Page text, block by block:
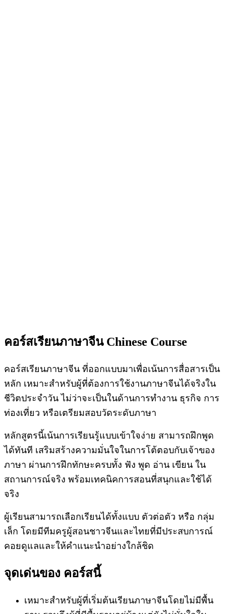
คอร์สเรียนภาษาจีน Chinese Course
คอร์สเรียนภาษาจีน ที่ออกแบบมาเพื่อเน้นการสื่อสารเป็น
หลัก เหมาะสำหรับผู้ที่ต้องการใช้งานภาษาจีนได้จริงใน
ชีวิตประจำวัน ไม่ว่าจะเป็นในด้านการทำงาน ธุรกิจ การ
ท่องเที่ยว หรือเตรียมสอบวัดระดับภาษา
หลักสูตรนี้เน้นการเรียนรู้แบบเข้าใจง่าย สามารถฝึกพูด
ได้ทันที เสริมสร้างความมั่นใจในการโต้ตอบกับเจ้าของ
ภาษา ผ่านการฝึกทักษะครบทั้ง ฟัง พูด อ่าน เขียน ใน
สถานการณ์จริง พร้อมเทคนิคการสอนที่สนุกและใช้ได้
จริง
ผู้เรียนสามารถเลือกเรียนได้ทั้งแบบ ตัวต่อตัว หรือ กลุ่ม
เล็ก โดยมีทีมครูผู้สอนชาวจีนและไทยที่มีประสบการณ์
คอยดูแลและให้คำแนะนำอย่างใกล้ชิด
จุดเด่นของ คอร์สนี้
เหมาะสำหรับผู้ที่เริ่มต้นเรียนภาษาจีนโดยไม่มีพื้น